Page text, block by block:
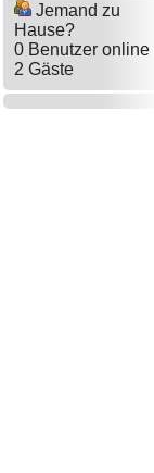
Jemand zu
Hause?
0 Benutzer online
2 Gäste